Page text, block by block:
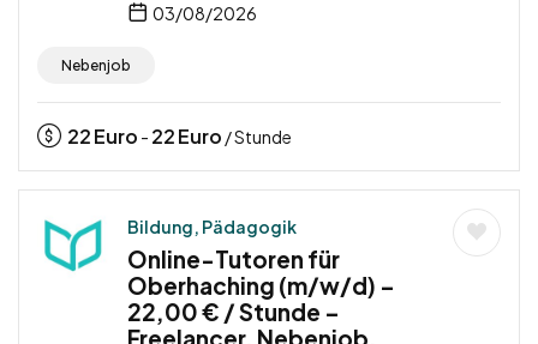
03/08/2026
Nebenjob
22Euro - 22Euro / Stunde
Bildung, Pädagogik
Online-Tutoren für
Oberhaching (m/w/d) –
22,00 € / Stunde –
Freelancer, Nebenjob,